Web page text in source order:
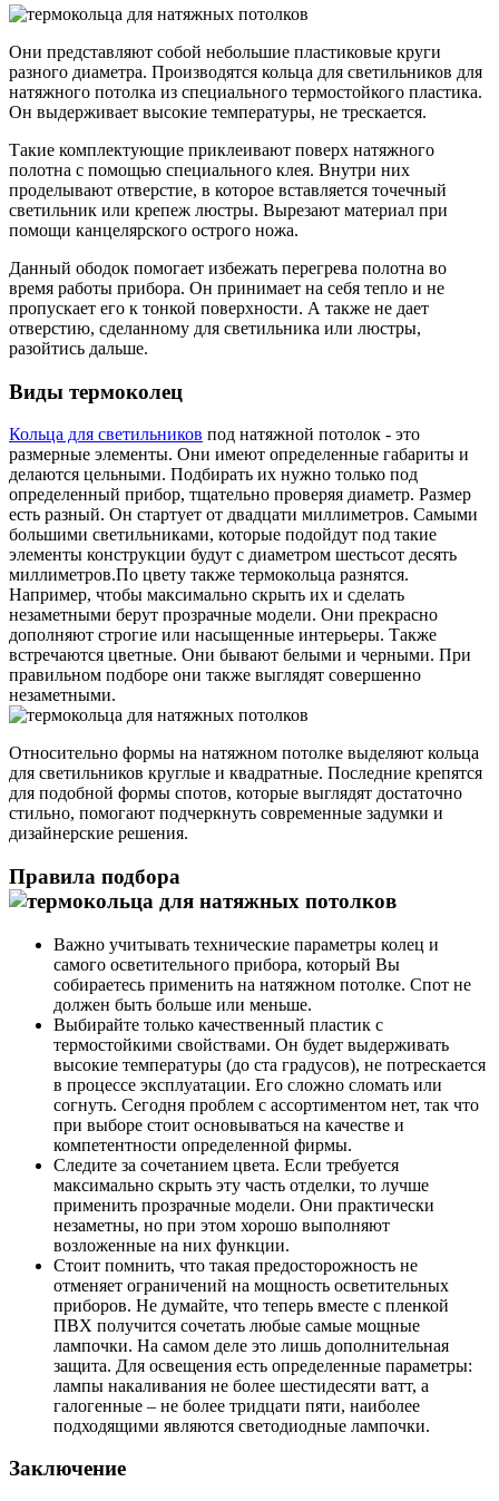
Они представляют собой небольшие пластиковые круги
разного диаметра. Производятся кольца для светильников для
натяжного потолка из специального термостойкого пластика.
Он выдерживает высокие температуры, не трескается.
Такие комплектующие приклеивают поверх натяжного
полотна с помощью специального клея. Внутри них
проделывают отверстие, в которое вставляется точечный
светильник или крепеж люстры. Вырезают материал при
помощи канцелярского острого ножа.
Данный ободок помогает избежать перегрева полотна во
время работы прибора. Он принимает на себя тепло и не
пропускает его к тонкой поверхности. А также не дает
отверстию, сделанному для светильника или люстры,
разойтись дальше.
Виды термоколец
Кольца для светильников под натяжной потолок - это
размерные элементы. Они имеют определенные габариты и
делаются цельными. Подбирать их нужно только под
определенный прибор, тщательно проверяя диаметр. Размер
есть разный. Он стартует от двадцати миллиметров. Самыми
большими светильниками, которые подойдут под такие
элементы конструкции будут с диаметром шестьсот десять
миллиметров.По цвету также термокольца разнятся.
Например, чтобы максимально скрыть их и сделать
незаметными берут прозрачные модели. Они прекрасно
дополняют строгие или насыщенные интерьеры. Также
встречаются цветные. Они бывают белыми и черными. При
правильном подборе они также выглядят совершенно
незаметными.
Относительно формы на натяжном потолке выделяют кольца
для светильников круглые и квадратные. Последние крепятся
для подобной формы спотов, которые выглядят достаточно
стильно, помогают подчеркнуть современные задумки и
дизайнерские решения.
Правила подбора
Важно учитывать технические параметры колец и
самого осветительного прибора, который Вы
собираетесь применить на натяжном потолке. Спот не
должен быть больше или меньше.
Выбирайте только качественный пластик с
термостойкими свойствами. Он будет выдерживать
высокие температуры (до ста градусов), не потрескается
в процессе эксплуатации. Его сложно сломать или
согнуть. Сегодня проблем с ассортиментом нет, так что
при выборе стоит основываться на качестве и
компетентности определенной фирмы.
Следите за сочетанием цвета. Если требуется
максимально скрыть эту часть отделки, то лучше
применить прозрачные модели. Они практически
незаметны, но при этом хорошо выполняют
возложенные на них функции.
Стоит помнить, что такая предосторожность не
отменяет ограничений на мощность осветительных
приборов. Не думайте, что теперь вместе с пленкой
ПВХ получится сочетать любые самые мощные
лампочки. На самом деле это лишь дополнительная
защита. Для освещения есть определенные параметры:
лампы накаливания не более шестидесяти ватт, а
галогенные – не более тридцати пяти, наиболее
подходящими являются светодиодные лампочки.
Заключение